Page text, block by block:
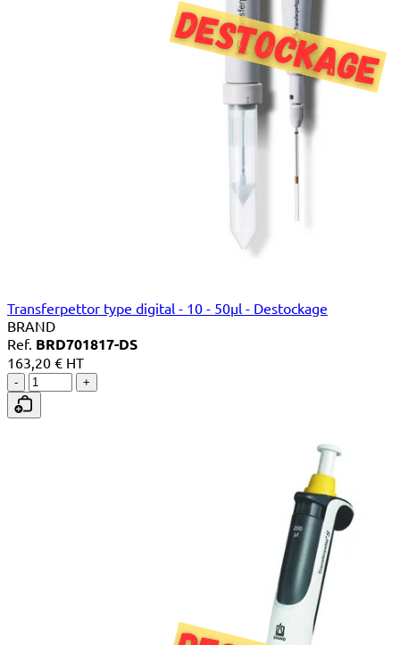
Transferpettor type digital - 10 - 50µl - Destockage
BRAND
Ref. BRD701817-DS
163,20 € HT
- +